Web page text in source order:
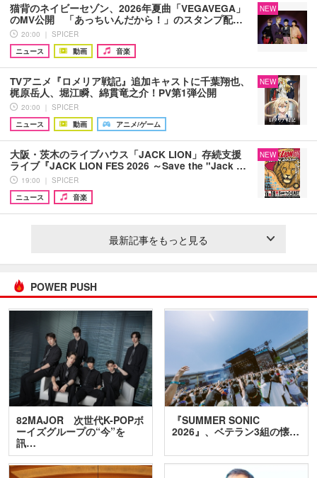
猫背のネイビーセゾン、2026年夏曲「VEGAVEGA」
のMV公開 「あっちいんだから！」のスタンプ配…
20:00 ｜ SPICER
ニュース
動画 音楽
NEW
TVアニメ『ロメリア戦記』追加キャストに千葉翔也、
梶原岳人、堀江瞬、綿貫竜之介！PV第1弾公開
20:00 ｜ SPICER
ニュース
動画 アニメ/ゲーム
NEW
大阪・茨木のライブハウス「JACK LION」存続支援
ライブ『JACK LION FES 2026 ～Save the "Jack …
19:00 ｜ SPICER
ニュース
音楽
NEW
最新記事をもっと見る
POWER PUSH
82MAJOR 次世代K-POPボ
ーイズグループの“今”を
訊…
『SUMMER SONIC
2026』、ベテラン3組の懐…